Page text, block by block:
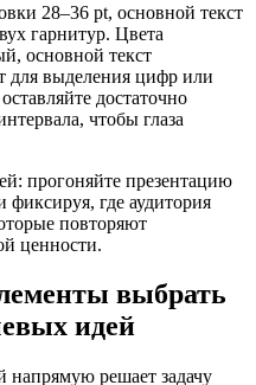
28–36 pt, основной текст
гарнитур. Цвета
основной текст
для выделения цифр или
достаточно
чтобы глаза
прогоняйте презентацию
фиксируя, где аудитория
повторяют
ценности.
выбрать
идей
напрямую решает задачу